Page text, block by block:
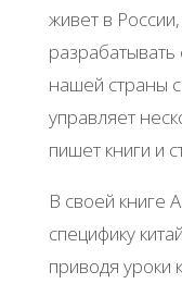
живет в
разрабатывать
нашей страны
управляет
пишет книги и
В своей книге
специфику
приводя уроки